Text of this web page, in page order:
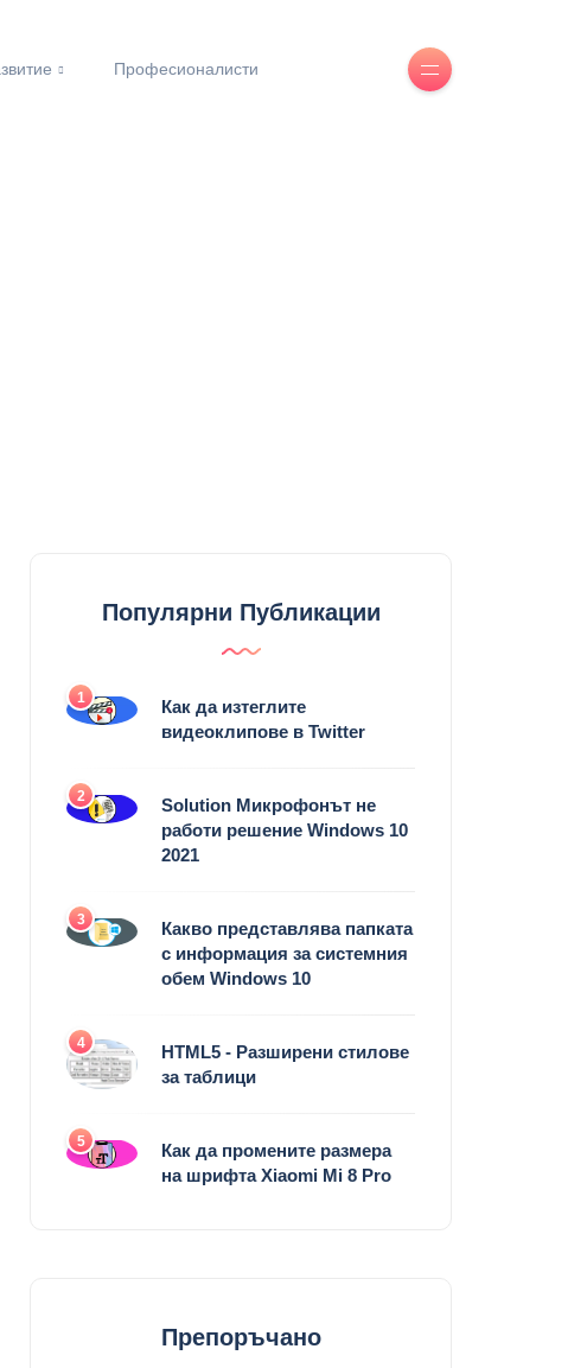
Професионалисти
Популярни Публикации
1
Как да изтеглите
видеоклипове в Twitter
2
Solution Микрофонът не
работи решение Windows 10
2021
3
Какво представлява папката
с информация за системния
обем Windows 10
4
HTML5 - Разширени стилове
за таблици
5
Как да промените размера
на шрифта Xiaomi Mi 8 Pro
Препоръчано